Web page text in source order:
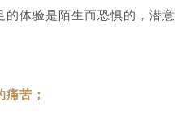
的体验是陌生而恐惧的，潜意
苦；